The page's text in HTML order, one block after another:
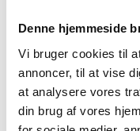
Denne hjemmeside
Vi bruger cookies til
annoncer, til at vise
at analysere vores
din brug af vores